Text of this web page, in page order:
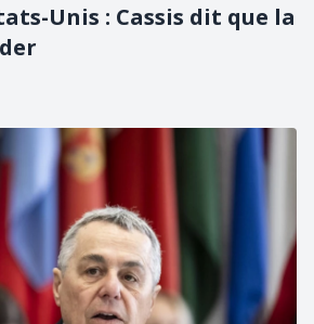
Unis : Cassis dit que la